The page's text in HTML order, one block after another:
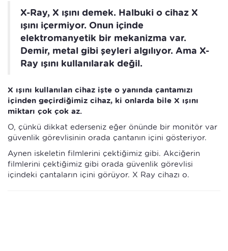
X-Ray, X ışını demek. Halbuki o cihaz X
ışını içermiyor. Onun içinde
elektromanyetik bir mekanizma var.
Demir, metal gibi şeyleri algılıyor. Ama X-
Ray ışını kullanılarak değil.
X ışını kullanılan cihaz işte o yanında çantamızı
içinden geçirdiğimiz cihaz, ki onlarda bile X ışını
miktarı çok çok az.
O, çünkü dikkat ederseniz eğer önünde bir monitör var
güvenlik görevlisinin orada çantanın içini gösteriyor.
Aynen iskeletin filmlerini çektiğimiz gibi. Akciğerin
filmlerini çektiğimiz gibi orada güvenlik görevlisi
içindeki çantaların içini görüyor. X Ray cihazı o.